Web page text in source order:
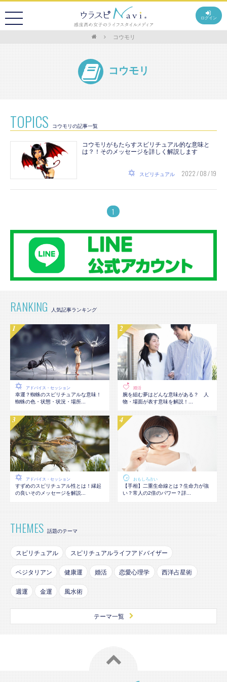
ログイン
コウモリ
コウモリ
TOPICS コウモリの記事一覧
コウモリがもたらすスピリチュアル的な意味と
は？！そのメッセージを詳しく解説します
スピリチュアル 2022 / 08 / 19
1
RANKING
アドバイス・セッション
幸運？蜘蛛のスピリチュアルな意味！
蜘蛛の色・状態・状況・場所...
婚活
腕を組む夢はどんな意味がある？ 人
物・場面が表す意味を解説！...
アドバイス・セッション
すずめのスピリチュアル性とは！縁起
の良いそのメッセージを解説...
おもしろ占い
【手相】二重生命線とは？生命力が強
い？常人の2倍のパワー？詳...
THEMES 話題のテーマ
スピリチュアル スピリチュアルライフアドバイザー
ベジタリアン 健康運 婚活 恋愛心理学 西洋占星術
週運 金運 風水術
テーマ一覧